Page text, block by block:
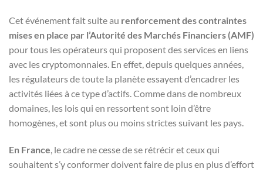
Cet événement fait suite au renforcement des contraintes
mises en place par l’Autorité des Marchés Financiers (AMF)
pour tous les opérateurs qui proposent des services en liens
avec les cryptomonnaies. En effet, depuis quelques années,
les régulateurs de toute la planète essayent d’encadrer les
activités liées à ce type d’actifs. Comme dans de nombreux
domaines, les lois qui en ressortent sont loin d’être
homogènes, et sont plus ou moins strictes suivant les pays.
En France , le cadre ne cesse de se rétrécir et ceux qui
souhaitent s’y conformer doivent faire de plus en plus d’effort